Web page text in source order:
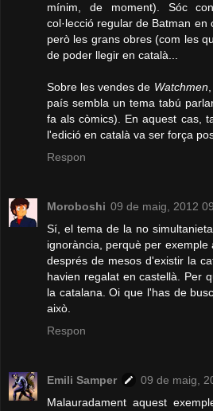
mínim, de moment). Sóc
col·lecció regular de Batman en
però les grans obres (com les
de poder llegir en català...
Sobre les vendes de Watchmen
país sembla un tema tabú
fa als còmics). En aquest cas,
l'edició en català va ser força
Respon
Moroboshi 09 de maig, 2012
Sí, el tema de la no
ignorància, perquè per
després de mesos d'existir la
havien regalat en castellà. Per
la catalana. Oi que l'has de
això.
Respon
Emili Samper
09 de maig,
Malauradament aquest